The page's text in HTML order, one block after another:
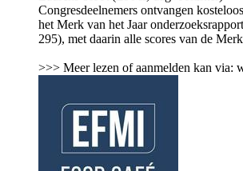
Congresdeelnemers ontvangen
het Merk van het Jaar
295), met daarin alle scores van de
>>> Meer lezen of aanmelden kan via: